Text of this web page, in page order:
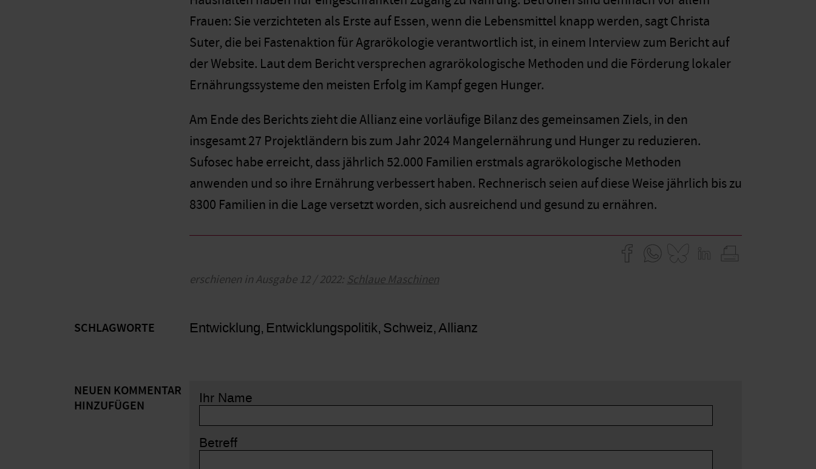
Frauen: Sie verzichteten als Erste auf Essen, wenn die Lebensmittel knapp werden, sagt Christa
Suter, die bei Fastenaktion für Agrarökologie verantwortlich ist, in einem Interview zum Bericht auf
der Website. Laut dem Bericht versprechen agrarökologische Methoden und die Förderung lokaler
Ernährungssysteme den meisten Erfolg im Kampf gegen Hunger.
Am Ende des Berichts zieht die Allianz eine vorläufige Bilanz des gemeinsamen Ziels, in den
insgesamt 27 Projektländern bis zum Jahr 2024 Mangelernährung und Hunger zu reduzieren.
Sufosec habe erreicht, dass jährlich 52.000 Familien erstmals agrarökologische Methoden
anwenden und so ihre Ernährung verbessert haben. Rechnerisch seien auf diese Weise jährlich bis zu
8300 Familien in die Lage versetzt worden, sich ausreichend und gesund zu ernähren.
erschienen in Ausgabe 12 / 2022: Schlaue Maschinen
SCHLAGWORTE Entwicklung Entwicklungspolitik Schweiz Allianz
NEUEN KOMMENTAR
HINZUFÜGEN
Ihr Name
Betreff